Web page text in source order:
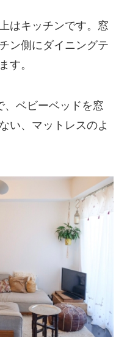
はキッチンです。窓
ン側にダイニングテ
す。
、ベビーベッドを窓
い、マットレスのよ